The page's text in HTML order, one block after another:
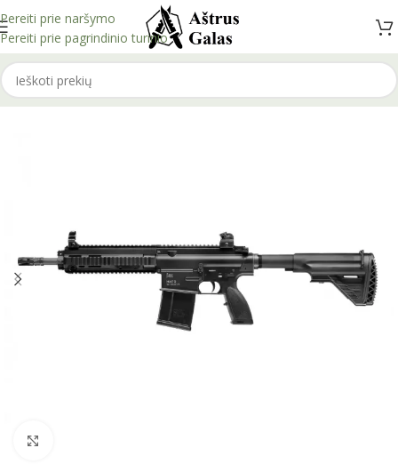
Pereiti prie naršymo
Pereiti prie pagrindinio turinio